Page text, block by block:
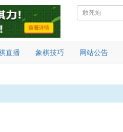
直播 象棋技巧 网站公告